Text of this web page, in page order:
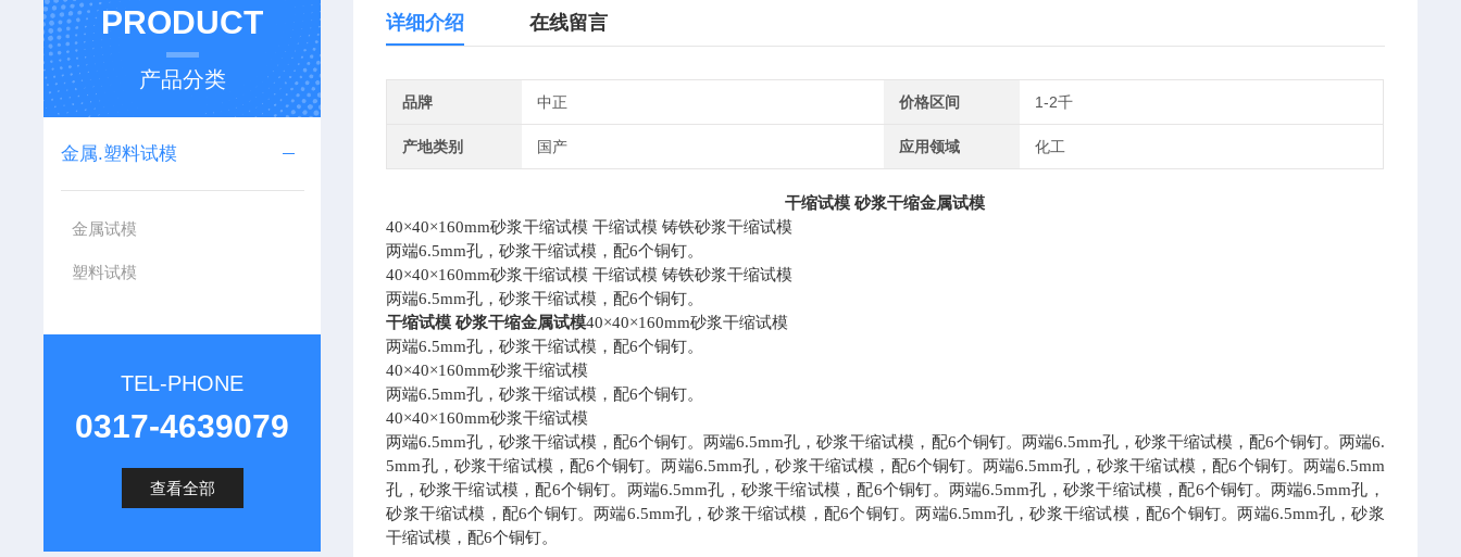
PRODUCT
产品分类
金属.塑料试模
金属试模
塑料试模
TEL-PHONE
0317-4639079
查看全部
详细介绍 在线留言
品牌 中正 价格区间 1-2千
产地类别 国产 应用领域 化工
干缩试模 砂浆干缩金属试模
40×40×160mm砂浆干缩试模 干缩试模 铸铁砂浆干缩试模
两端6.5mm孔，砂浆干缩试模，配6个铜钉。
40×40×160mm砂浆干缩试模 干缩试模 铸铁砂浆干缩试模
两端6.5mm孔，砂浆干缩试模，配6个铜钉。
干缩试模 砂浆干缩金属试模40×40×160mm砂浆干缩试模
两端6.5mm孔，砂浆干缩试模，配6个铜钉。
40×40×160mm砂浆干缩试模
两端6.5mm孔，砂浆干缩试模，配6个铜钉。
40×40×160mm砂浆干缩试模
两端6.5mm孔，砂浆干缩试模，配6个铜钉。两端6.5mm孔，砂浆干缩试模，配6个铜钉。两端6.5mm孔，砂浆干缩试模，配6个铜钉。两端6.
5mm孔，砂浆干缩试模，配6个铜钉。两端6.5mm孔，砂浆干缩试模，配6个铜钉。两端6.5mm孔，砂浆干缩试模，配6个铜钉。两端6.5mm
孔，砂浆干缩试模，配6个铜钉。两端6.5mm孔，砂浆干缩试模，配6个铜钉。两端6.5mm孔，砂浆干缩试模，配6个铜钉。两端6.5mm孔，
砂浆干缩试模，配6个铜钉。两端6.5mm孔，砂浆干缩试模，配6个铜钉。两端6.5mm孔，砂浆干缩试模，配6个铜钉。两端6.5mm孔，砂浆
干缩试模，配6个铜钉。